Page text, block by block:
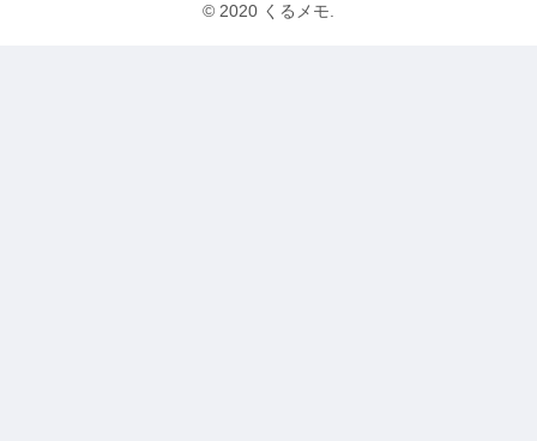
© 2020 くるメモ.